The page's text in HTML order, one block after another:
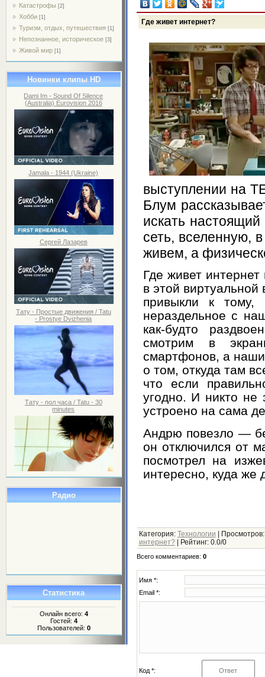
Катастрофы [2]
Хобби [1]
Туризм, отдых, путешествия [1]
Непознанное, историческое [3]
Живой мир [1]
Новинки клипы HD
Dami Im - Sound Of Silence
(Australia) Eurovision 2016
Jamala - 1944 (Ukraine)
Сергей Лазарев
Тату - Простые движения / Tatu
- Prostye Dvizhenia
Тату - пол часа / Tatu - 30
minutes
Радио
Статистика
Онлайн всего: 4
Гостей: 4
Пользователей: 0
Где живет интернет?
выступлении на
Блум
искать
сеть, вселенную,
живем, а
Где живет
в этой
привыкли к тому,
нераздельное с
как-будто
смотрим в
смартфонов, а
о том, откуда там
что если
угодно. И никто не
устроено на сама
Андрю повезло —
он отключился от
посмотрел на
интересно, куда же
Категория: Технологии Просмотров
интернет?
Рейтинг: 0.0/0
Всего комментариев: 0
Имя *:
Email *:
Код *: